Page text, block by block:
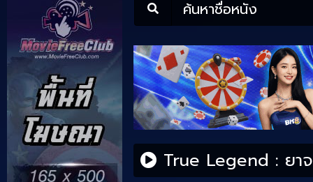
ค้นหาชื่อหนัง
True Legend : ยา